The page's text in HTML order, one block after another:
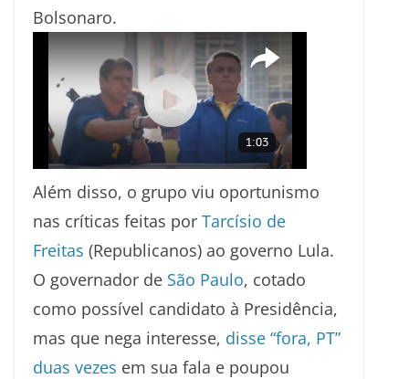
Bolsonaro.
Além disso, o grupo viu oportunismo
nas críticas feitas por Tarcísio de
Freitas (Republicanos) ao governo Lula.
O governador de São Paulo, cotado
como possível candidato à Presidência,
mas que nega interesse, disse “fora, PT”
duas vezes em sua fala e poupou